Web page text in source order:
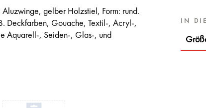
gelber Holzstiel, Form: rund.
Deckfarben, Gouache, Textil-, Acryl-,
Aquarell-, Seiden-, Glas-, und
IN